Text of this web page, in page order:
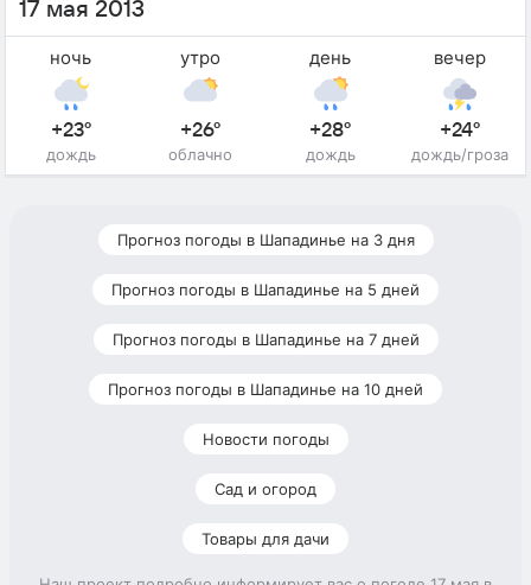
17 мая 2013
ночь
+23°
дождь
утро
+26°
облачно
день
+28°
дождь
вечер
+24°
дождь/гроза
Прогноз погоды в Шападинье на 3 дня
Прогноз погоды в Шападинье на 5 дней
Прогноз погоды в Шападинье на 7 дней
Прогноз погоды в Шападинье на 10 дней
Новости погоды
Сад и огород
Товары для дачи